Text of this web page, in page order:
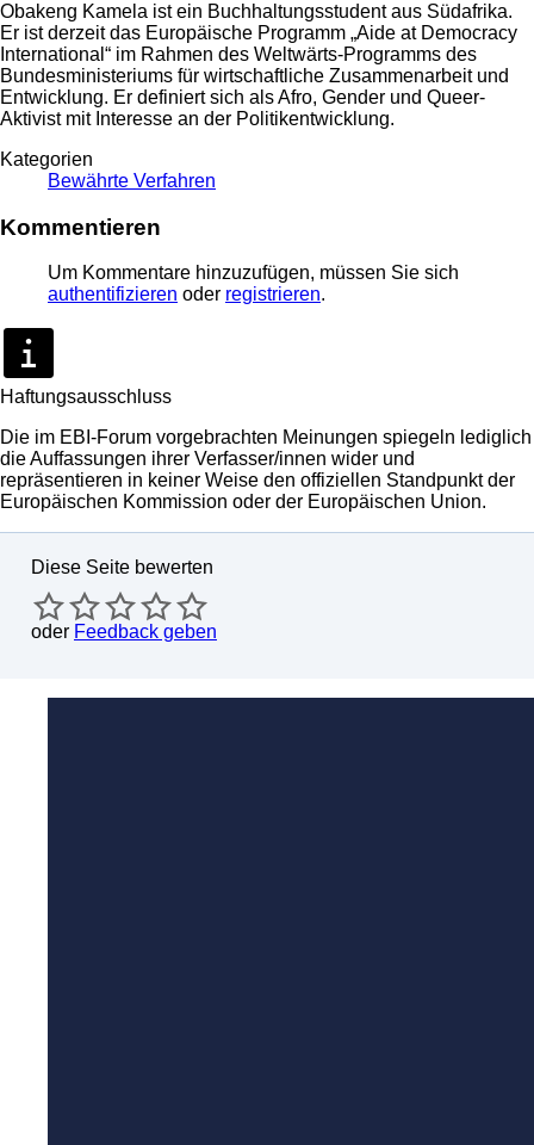
Obakeng Kamela ist ein Buchhaltungsstudent aus Südafrika.
Er ist derzeit das Europäische Programm „Aide at Democracy
International“ im Rahmen des Weltwärts-Programms des
Bundesministeriums für wirtschaftliche Zusammenarbeit und
Entwicklung. Er definiert sich als Afro, Gender und Queer-
Aktivist mit Interesse an der Politikentwicklung.
Kategorien
Bewährte Verfahren
Kommentieren
Um Kommentare hinzuzufügen, müssen Sie sich
authentifizieren oder registrieren.
Haftungsausschluss
Die im EBI-Forum vorgebrachten Meinungen spiegeln lediglich
die Auffassungen ihrer Verfasser/innen wider und
repräsentieren in keiner Weise den offiziellen Standpunkt der
Europäischen Kommission oder der Europäischen Union.
Diese Seite bewerten
oder Feedback geben